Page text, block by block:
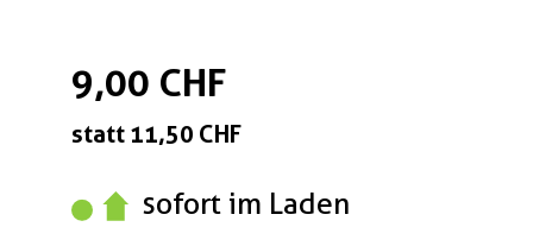
9,00 CHF
statt 11,50 CHF
sofort im Laden